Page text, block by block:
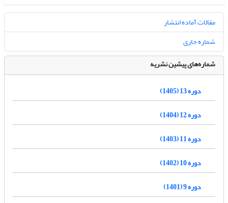
مقالات آماده انتشار
شماره جاری
شماره‌های پیشین نشریه
دوره 13 (1405)
دوره 12 (1404)
دوره 11 (1403)
دوره 10 (1402)
دوره 9 (1401)